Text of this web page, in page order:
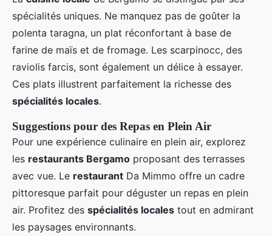
spécialités uniques. Ne manquez pas de goûter la
polenta taragna, un plat réconfortant à base de
farine de maïs et de fromage. Les scarpinocc, des
raviolis farcis, sont également un délice à essayer.
Ces plats illustrent parfaitement la richesse des
spécialités locales.
Suggestions pour des Repas en Plein Air
Pour une expérience culinaire en plein air, explorez
les restaurants Bergamo proposant des terrasses
avec vue. Le restaurant Da Mimmo offre un cadre
pittoresque parfait pour déguster un repas en plein
air. Profitez des spécialités locales tout en admirant
les paysages environnants.